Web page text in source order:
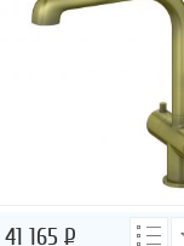
41 165 Р